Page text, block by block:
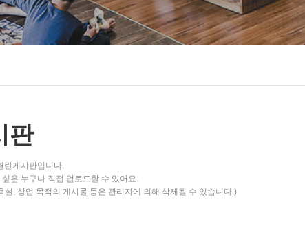
판
린게시판입니다.
은 누구나 직접 업로드할 수 있어요.
설, 상업 목적의 게시물 등은 관리자에 의해 삭제될 수 있습니다.)